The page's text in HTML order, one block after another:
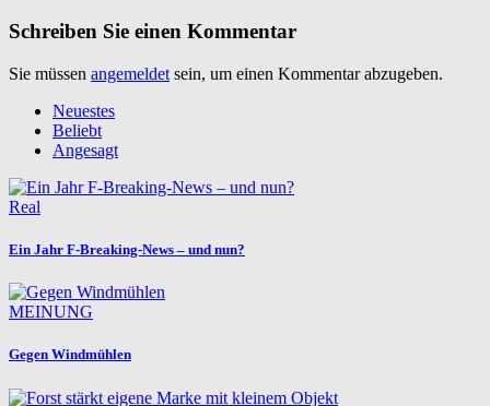
Schreiben Sie einen Kommentar
Sie müssen angemeldet sein, um einen Kommentar abzugeben.
Neuestes
Beliebt
Angesagt
Real
Ein Jahr F-Breaking-News – und nun?
MEINUNG
Gegen Windmühlen